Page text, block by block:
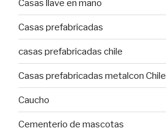
Casas llave en mano
Casas prefabricadas
casas prefabricadas chile
Casas prefabricadas metalcon Chile
Caucho
Cementerio de mascotas